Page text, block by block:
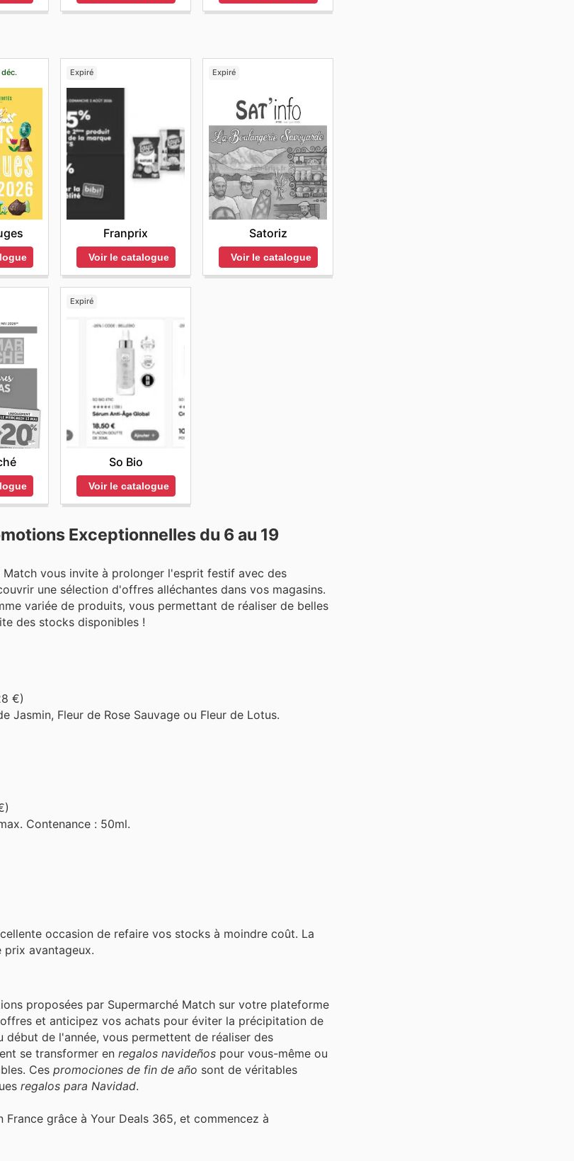
Expiré
Franprix
Voir le catalogue
Expiré
Satoriz
Voir le catalogue
Expiré
So Bio
Voir le catalogue
Exceptionnelles du 6 au 19
vous invite à prolonger l'esprit festif avec des
une sélection d'offres alléchantes dans vos magasins.
variée de produits, vous permettant de réaliser de belles
des stocks disponibles !
€)
Jasmin, Fleur de Rose Sauvage ou Fleur de Lotus.
Contenance : 50ml.
occasion de refaire vos stocks à moindre coût. La
avantageux.
proposées par Supermarché Match sur votre plateforme
et anticipez vos achats pour éviter la précipitation de
début de l'année, vous permettent de réaliser des
se transformer en regalos navideños pour vous-même ou
Ces promociones de fin de año sont de véritables
regalos para Navidad.
grâce à Your Deals 365, et commencez à